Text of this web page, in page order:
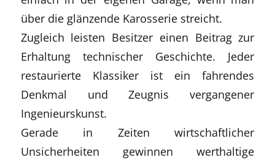
über die glänzende Karosserie streicht.
Zugleich leisten Besitzer einen Beitrag zur
Erhaltung technischer Geschichte. Jeder
restaurierte Klassiker ist ein fahrendes
Denkmal und Zeugnis vergangener
Ingenieurskunst.
Gerade in Zeiten wirtschaftlicher
Unsicherheiten gewinnen werthaltige